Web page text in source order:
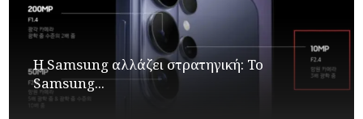
Η Samsung αλλάζει στρατηγική: Το
Samsung...